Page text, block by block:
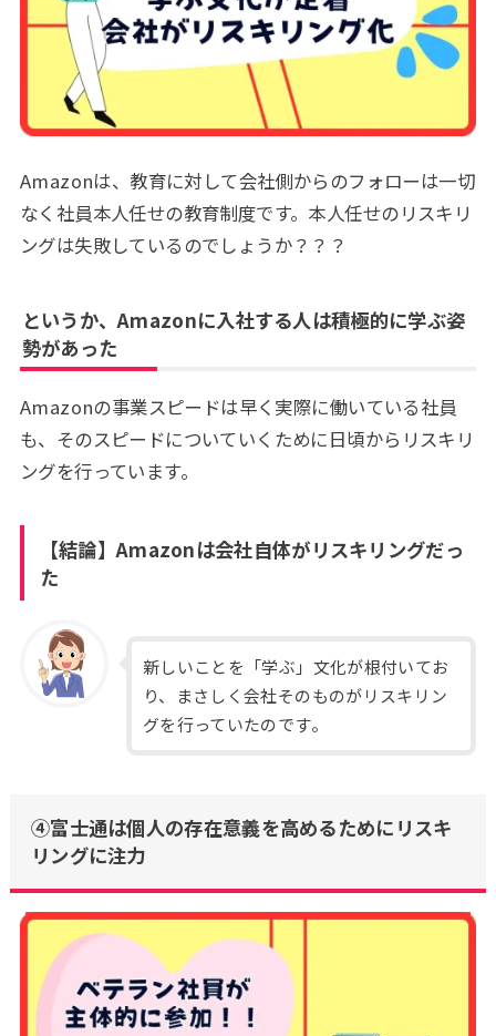
Amazonは、教育に対して会社側からのフォローは一切
なく社員本人任せの教育制度です。本人任せのリスキリ
ングは失敗しているのでしょうか？？？
というか、Amazonに入社する人は積極的に学ぶ姿
勢があった
Amazonの事業スピードは早く実際に働いている社員
も、そのスピードについていくために日頃からリスキリ
ングを行っています。
【結論】Amazonは会社自体がリスキリングだっ
た
新しいことを「学ぶ」文化が根付いてお
り、まさしく会社そのものがリスキリン
グを行っていたのです。
④富士通は個人の存在意義を高めるためにリスキ
リングに注力